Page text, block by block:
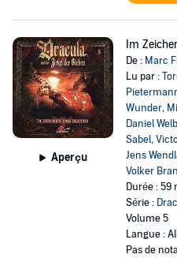
Aperçu
Im
De : Marc
Lu par :
Wunder,
Daniel
Sabel,
Jens
Volker
Durée : 59
Série :
Volume 5
Langue :
Pas de